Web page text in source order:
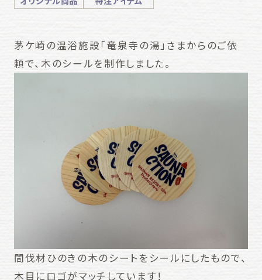
茅ケ崎の温浴施設「竜泉寺の湯」さまからのご依
頼で、木のシールを制作しました。
間伐材ひのきの木のシートをシールにしたもので、
木目にロゴがマッチしています！